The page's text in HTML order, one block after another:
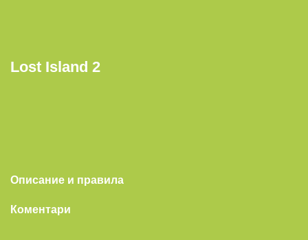
Lost Island 2
Описание и правила
Коментари